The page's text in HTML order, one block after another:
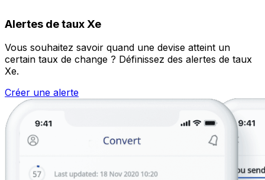
Alertes de taux Xe
Vous souhaitez savoir quand une devise atteint un
certain taux de change ? Définissez des alertes de taux
Xe.
Créer une alerte